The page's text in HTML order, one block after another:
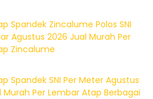
Spandek Zincalume Polos SNI
Agustus 2026 Jual Murah Per
Zincalume
Spandek SNI Per Meter Agustus
Murah Per Lembar Atap Berbagai